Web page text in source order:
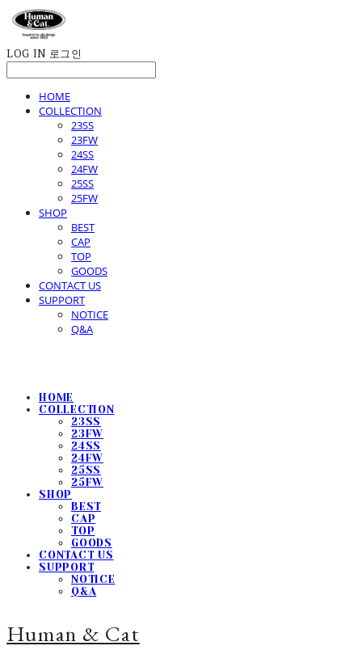
LOG IN 로그인
HOME
COLLECTION
23SS
23FW
24SS
24FW
25SS
25FW
SHOP
BEST
CAP
TOP
GOODS
CONTACT US
SUPPORT
NOTICE
Q&A
HOME
COLLECTION
23SS
23FW
24SS
24FW
25SS
25FW
SHOP
BEST
CAP
TOP
GOODS
CONTACT US
SUPPORT
NOTICE
Q&A
Human & Cat